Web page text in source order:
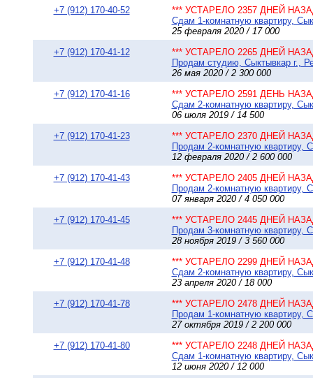
+7 (912) 170-40-52
*** УСТАРЕЛО 2357 ДНЕЙ
Сдам 1-комнатную квартиру,
25 февраля 2020 / 17 000
+7 (912) 170-41-12
*** УСТАРЕЛО 2265 ДНЕЙ
Продам студию, Сыктывкар г.,
26 мая 2020 / 2 300 000
+7 (912) 170-41-16
*** УСТАРЕЛО 2591 ДЕНЬ
Сдам 2-комнатную квартиру,
06 июля 2019 / 14 500
+7 (912) 170-41-23
*** УСТАРЕЛО 2370 ДНЕЙ
Продам 2-комнатную квартиру,
12 февраля 2020 / 2 600 000
+7 (912) 170-41-43
*** УСТАРЕЛО 2405 ДНЕЙ
Продам 2-комнатную квартиру,
07 января 2020 / 4 050 000
+7 (912) 170-41-45
*** УСТАРЕЛО 2445 ДНЕЙ
Продам 3-комнатную квартиру,
28 ноября 2019 / 3 560 000
+7 (912) 170-41-48
*** УСТАРЕЛО 2299 ДНЕЙ
Сдам 2-комнатную квартиру,
23 апреля 2020 / 18 000
+7 (912) 170-41-78
*** УСТАРЕЛО 2478 ДНЕЙ
Продам 1-комнатную квартиру,
27 октября 2019 / 2 200 000
+7 (912) 170-41-80
*** УСТАРЕЛО 2248 ДНЕЙ
Сдам 1-комнатную квартиру,
12 июня 2020 / 12 000